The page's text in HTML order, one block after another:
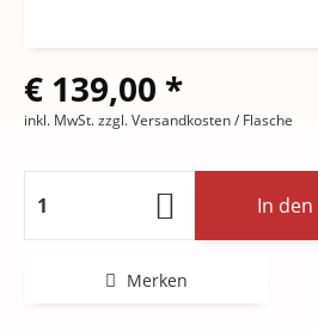
€ 139,00 *
inkl. MwSt.zzgl. Versandkosten/ Flasche
In den
Merken